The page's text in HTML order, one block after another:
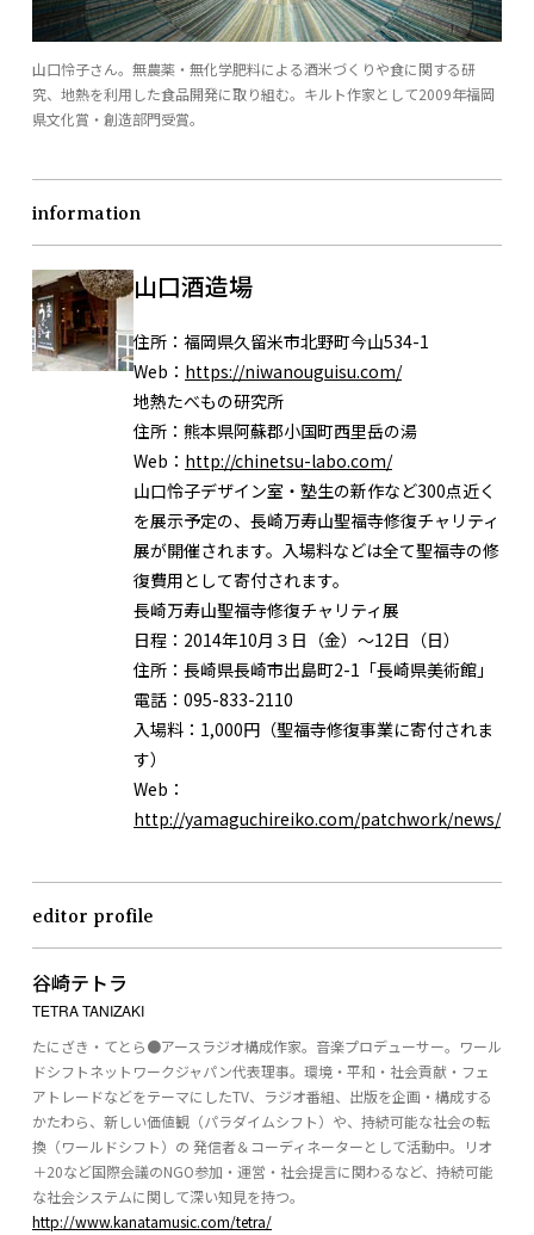
山口怜子さん。無農薬・無化学肥料による酒米づくりや食に関する研
究、地熱を利用した食品開発に取り組む。キルト作家として2009年福岡
県文化賞・創造部門受賞。
information
山口酒造場
住所： 福岡県久留米市北野町今山534-1
Web： https://niwanouguisu.com/
地熱たべもの研究所
住所：熊本県阿蘇郡小国町西里岳の湯
Web： http://chinetsu-labo.com/
山口怜子デザイン室・塾生の新作など300点近く
を展示予定の、長崎万寿山聖福寺修復チャリティ
展が開催されます。入場料などは全て聖福寺の修
復費用として寄付されます。
長崎万寿山聖福寺修復チャリティ展
日程：2014年10月３日（金）～12日（日）
住所：長崎県長崎市出島町2-1「長崎県美術館」
電話：095-833-2110
入場料：1,000円（聖福寺修復事業に寄付されま
す）
Web：
http://yamaguchireiko.com/patchwork/news/
editor profile
谷崎テトラ
TETRA TANIZAKI
たにざき・てとら●アースラジオ構成作家。音楽プロデューサー。ワール
ドシフトネットワークジャパン代表理事。環境・平和・社会貢献・フェ
アトレードなどをテーマにしたTV、ラジオ番組、出版を企画・構成する
かたわら、新しい価値観（パラダイムシフト）や、持続可能な社会の転
換（ワールドシフト）の 発信者＆コーディネーターとして活動中。リオ
＋20など国際会議のNGO参加・運営・社会提言に関わるなど、持続可能
な社会システムに関して深い知見を持つ。
http://www.kanatamusic.com/tetra/